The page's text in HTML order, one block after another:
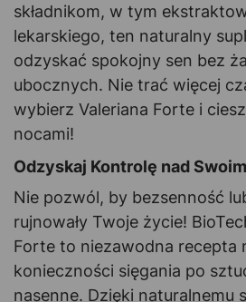
składnikom, w tym
lekarskiego, ten naturalny
odzyskać spokojny sen bez
ubocznych. Nie trać więcej
wybierz Valeriana Forte i
nocami!
Odzyskaj Kontrolę nad
Nie pozwól, by bezsenność
rujnowały Twoje życie!
Forte to niezawodna recepta
konieczności sięgania po
nasenne. Dzięki naturalnemu